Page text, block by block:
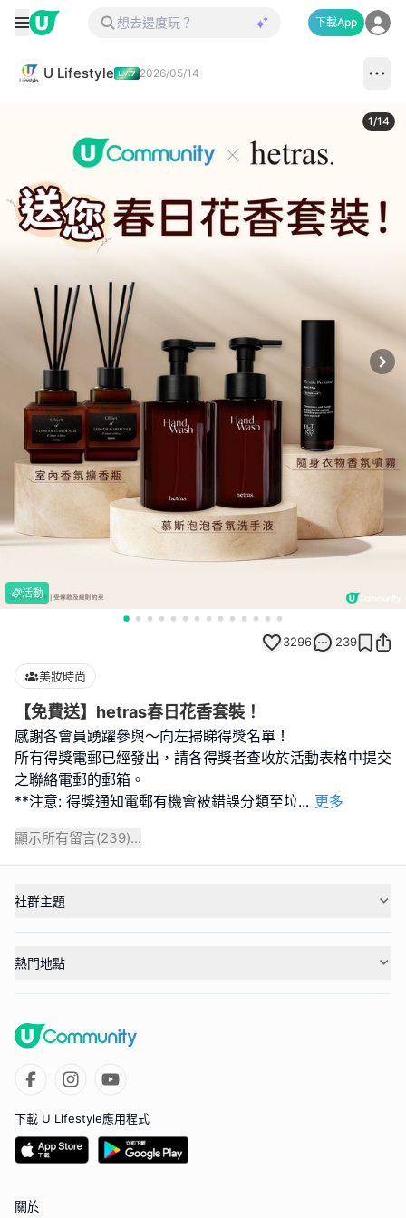
下載App
U Lifestyle 2026/05/14
活動
1/14
3296 239
美妝時尚
【免費送】hetras春日花香套裝！
感謝各會員踴躍參與～向左掃睇得獎名單！
所有得獎電郵已經發出，請各得獎者查收於活動表格中提交
之聯絡電郵的郵箱。
**注意: 得獎通知電郵有機會被錯誤分類至垃... 更多
顯示所有留言(239)...
社群主題
熱門地點
下載 U Lifestyle應用程式
關於